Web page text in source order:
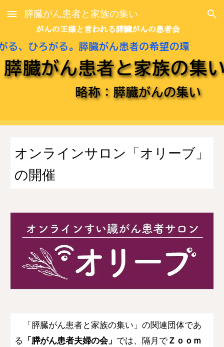
Skip to main content Skip to navigation
膵臓がん患者と家族の集い
オンラインサロン「オリーブ」
の開催
「膵臓がん患者と家族の集い」の関連団体であ
る 「膵がん患者夫婦の会」 では、隔月でＺｏｏｍ